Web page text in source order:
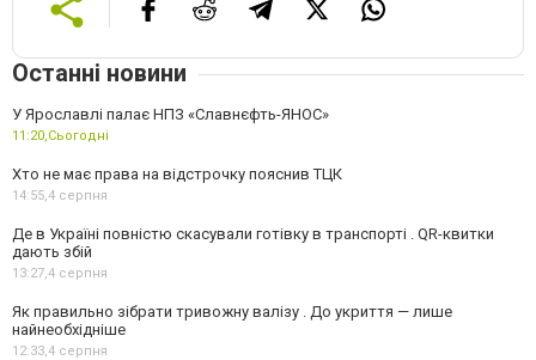
Останні новини
У Ярославлі палає НПЗ «Славнєфть-ЯНОС»
11:20,Сьогодні
Хто не має права на відстрочку пояснив ТЦК
14:55,4 серпня
Де в Україні повністю скасували готівку в транспорті . QR-квитки
дають збій
13:27,4 серпня
Як правильно зібрати тривожну валізу . До укриття — лише
найнеобхідніше
12:33,4 серпня